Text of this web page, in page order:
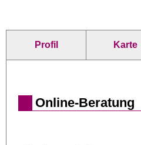
Profil Karte
Online-Beratung